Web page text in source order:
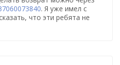
. Я уже имел с
что эти ребята не